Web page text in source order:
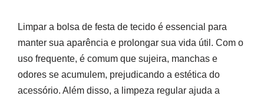
Limpar a bolsa de festa de tecido é essencial para
manter sua aparência e prolongar sua vida útil. Com o
uso frequente, é comum que sujeira, manchas e
odores se acumulem, prejudicando a estética do
acessório. Além disso, a limpeza regular ajuda a